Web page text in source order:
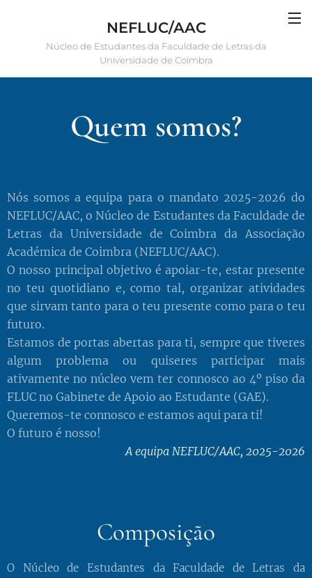
NEFLUC/AAC
Núcleo de Estudantes da Faculdade de Letras da
Universidade de Coimbra
Quem somos?
Nós somos a equipa para o mandato 2025-2026 do
NEFLUC/AAC, o Núcleo de Estudantes da Faculdade de
Letras da Universidade de Coimbra da Associação
Académica de Coimbra (NEFLUC/AAC).
O nosso principal objetivo é apoiar-te, estar presente
no teu quotidiano e, como tal, organizar atividades
que sirvam tanto para o teu presente como para o teu
futuro.
Estamos de portas abertas para ti, sempre que tiveres
algum problema ou quiseres participar mais
ativamente no núcleo vem ter connosco ao 4º piso da
FLUC no Gabinete de Apoio ao Estudante (GAE).
Queremos-te connosco e estamos aqui para ti!
O futuro é nosso!
A equipa NEFLUC/AAC, 2025-2026
Composição
O Núcleo de Estudantes da Faculdade de Letras da